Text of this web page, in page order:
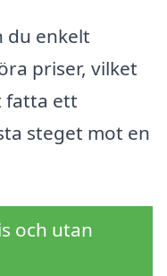
du enkelt
priser, vilket
fatta ett
steget mot en
och utan